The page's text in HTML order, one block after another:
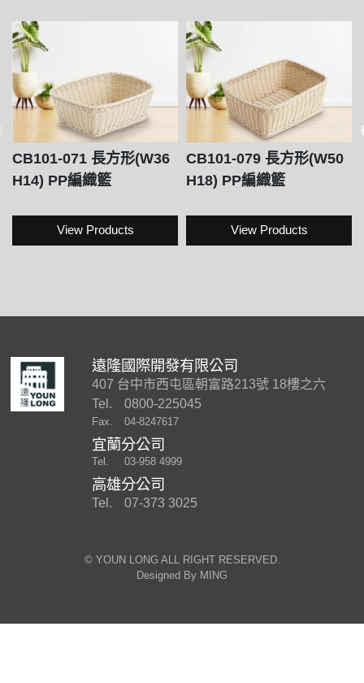
CB101-071 長方形(W36
H14) PP編織籃
View Products
CB101-079 長方形(W50
H18) PP編織籃
View Products
遠隆國際開發有限公司
407 台中市西屯區朝富路213號 18樓之六
Tel.
0800-225045
Fax. 04-8247617
宜蘭分公司
Tel. 03-958 4999
高雄分公司
Tel. 07-373 3025
©︎ YOUN LONG ALL RIGHT RESERVED.
Designed By MING